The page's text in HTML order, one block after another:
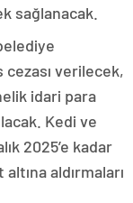
sağlanacak.
verilecek,
idari para
Kedi ve
2025’e kadar
aldırmaları